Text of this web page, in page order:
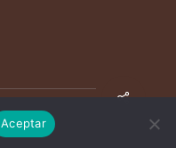
Share
Aceptar